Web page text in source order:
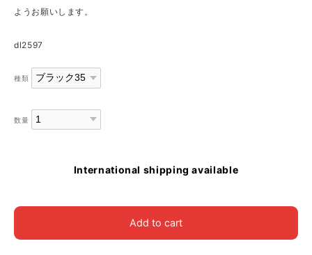
ようお願いします。
dl2597
種類
数量
International shipping available
Add to cart